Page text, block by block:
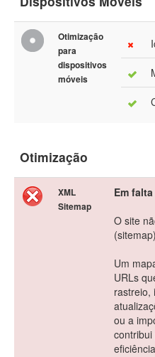
Otimização
para
dispositivos
móveis
Otimização
XML
Sitemap
Em falta
O site
Um
URLs
rastreio,
ou a